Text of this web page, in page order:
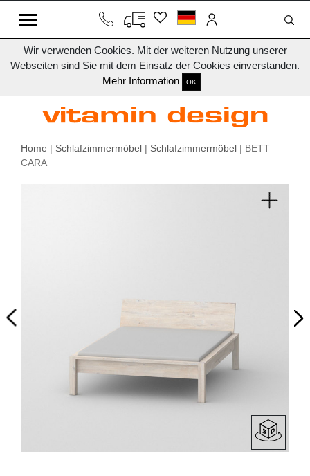
Wir verwenden Cookies. Mit der weiteren Nutzung unserer
Webseiten sind Sie mit dem Einsatz der Cookies einverstanden.
Mehr Information
OK
Home | Schlafzimmermöbel | Schlafzimmermöbel | BETT
CARA